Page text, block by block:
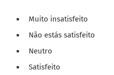
Muito insatisfeito
Não estás satisfeito
Neutro
Satisfeito